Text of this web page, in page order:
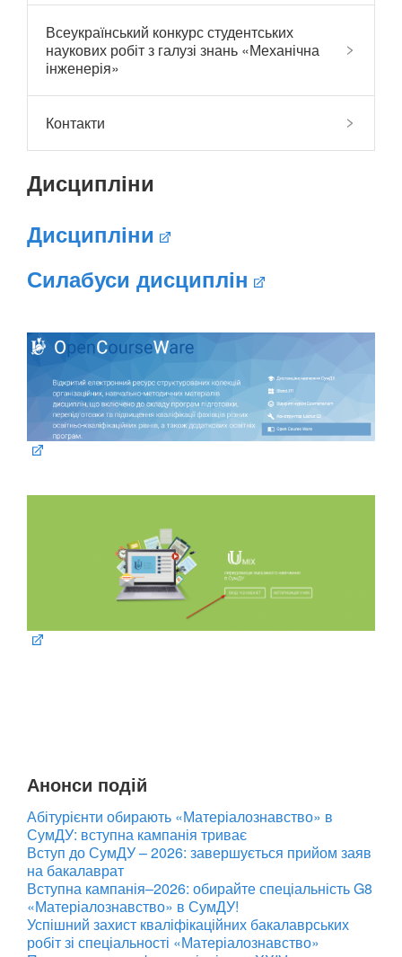
Всеукраїнський конкурс студентських
наукових робіт з галузі знань «Механічна
інженерія»
Контакти
Дисципліни
Дисципліни
Силабуси дисциплін
Анонси подій
Абітурієнти обирають «Матеріалознавство» в
СумДУ: вступна кампанія триває
Вступ до СумДУ – 2026: завершується прийом заяв
на бакалаврат
Вступна кампанія–2026: обирайте спеціальність G8
«Матеріалознавство» в СумДУ!
Успішний захист кваліфікаційних бакалаврських
робіт зі спеціальності «Матеріалознавство»